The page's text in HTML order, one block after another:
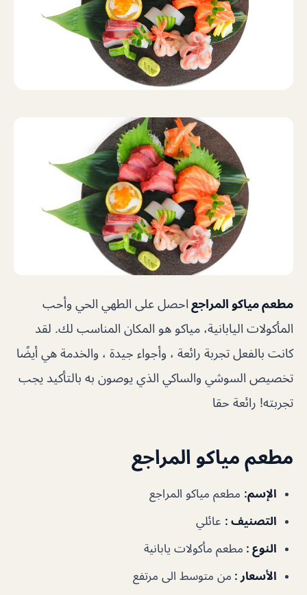
مطعم مياكو المراجع احصل على الطهي الحي وأحب
المأكولات اليابانية، مياكو هو المكان المناسب لك. لقد
كانت بالفعل تجربة رائعة ، وأجواء جيدة ، والخدمة هي أيضًا
تخصيص السوشي والساكي الذي يوصون به بالتأكيد يجب
تجربته! رائعة حقا
مطعم مياكو المراجع
الإسم: مطعم مياكو المراجع
التصنيف : عائلي
النوع : مطعم مأكولات يابانية
الأسعار : من متوسط الى مرتفع